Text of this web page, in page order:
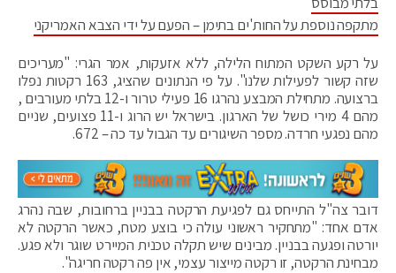
מתקפה נוספת על החות'ים בתימן – הפעם על ידי הצבא האמריקני
על רקע השקט המתוח הלילה, ללא אזעקות, אמר הגרי: "מעריכים
שזה קשור לפעילות שלנו". על פי הנתונים שהציג, 163 רקטות נפלו
ברצועה. מתחילת המבצע נהרגו 16 פעילי טרור ו-12 בלתי מעורבים ,
מהם 4 מירי כושל של הארגון. בישראל יש הרוג ו-11 פצועים, שניים
מהם נפגעי חרדה. מספר השיגורים עד הגבול עד כה – 672.
דובר צה"ל התייחס גם לפגיעת הרקטה בבניין ברחובות, שבה נהרג
אדם אחד: "מתחקיר ראשוני עולה כי בוצע מטח, כאשר הרקטה לא
יורטה ופגעה בבניין. מבינים שיש תקלה טכנית המיירט שוגר ולא פגע.
מבחינת הרקטה, זו רקטה מייצור עצמי, אין פה רקטה חריגה".